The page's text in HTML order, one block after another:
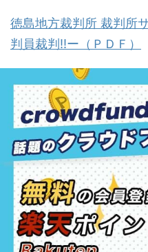
徳島地方裁判所 裁判所
判員裁判!!ー（ＰＤＦ）